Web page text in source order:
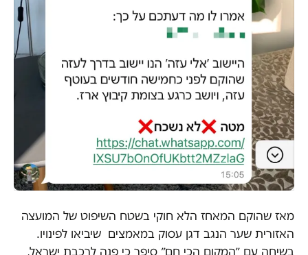
מאז שהוקם המאחז הלא חוקי בשטח השיפוט של המועצה
האזורית שער הנגב דגן עסוק במאמצים שיביאו לפינויו.
בשיחה עם ״המקום הכי חם״ סיפר כי פנה לרכבת ישראל,